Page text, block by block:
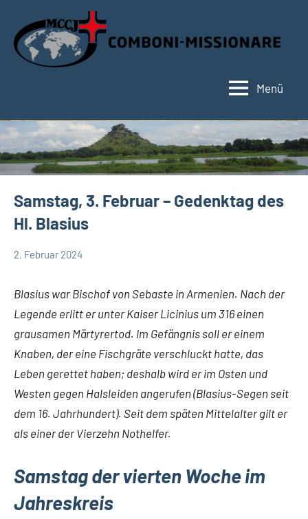
Inhalt
springen
Menü
Samstag, 3. Februar – Gedenktag des
Hl. Blasius
2. Februar 2024
Blasius war Bischof von Sebaste in Armenien. Nach der
Legende erlitt er unter Kaiser Licinius um 316 einen
grausamen Märtyrertod. Im Gefängnis soll er einem
Knaben, der eine Fischgräte verschluckt hatte, das
Leben gerettet haben; deshalb wird er im Osten und
Westen gegen Halsleiden angerufen (Blasius-Segen seit
dem 16. Jahrhundert). Seit dem späten Mittelalter gilt er
als einer der Vierzehn Nothelfer.
Samstag der vierten Woche im
Jahreskreis